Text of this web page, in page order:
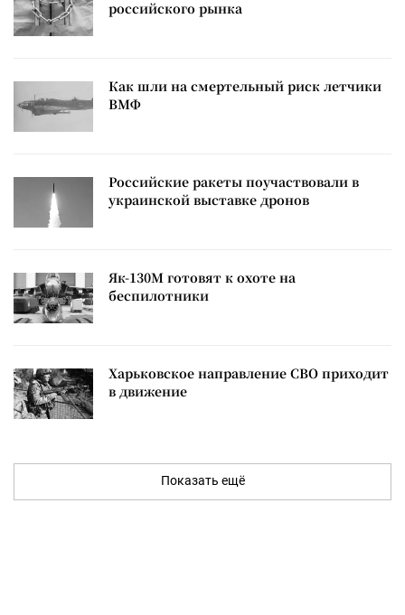
российского рынка
Как шли на смертельный риск летчики
ВМФ
Российские ракеты поучаствовали в
украинской выставке дронов
Як-130М готовят к охоте на
беспилотники
Харьковское направление СВО приходит
в движение
Показать ещё